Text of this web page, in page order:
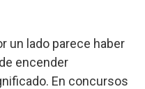
un lado parece haber
encender
En concursos